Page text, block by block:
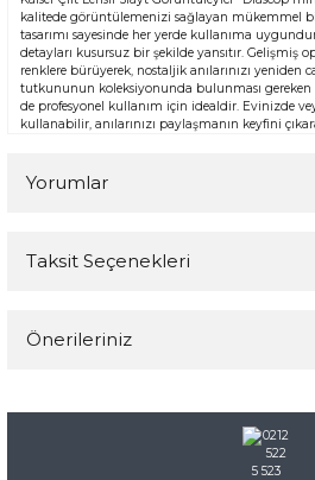
kalitede görüntülemenizi sağlayan mükemmel
tasarımı sayesinde her yerde kullanıma
detayları kusursuz bir şekilde yansıtır. Gelişmiş
renklere bürüyerek, nostaljik anılarınızı yeniden
tutkununun koleksiyonunda bulunması
de profesyonel kullanım için idealdir. Evinizde
kullanabilir, anılarınızı paylaşmanın keyfini
Yorumlar
Taksit Seçenekleri
Önerileriniz
konularda yetersiz gördüğünüz
kullanarak tarafımıza iletebilirsiniz.
Görüş ve önerileriniz için teşekkür